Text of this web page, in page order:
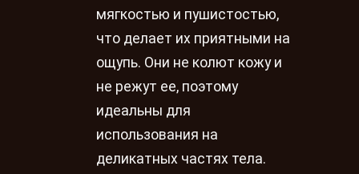
мягкостью и пушистостью,
что делает их приятными на
ощупь. Они не колют кожу и
не режут ее, поэтому
идеальны для
использования на
деликатных частях тела.